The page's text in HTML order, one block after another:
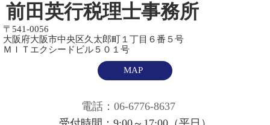
前田英行税理士事務所
〒541-0056
大阪府大阪市中央区久太郎町１丁目６番５号
ＭＩＴエクシードビル５０１号
MAP
電話：06-6776-8637